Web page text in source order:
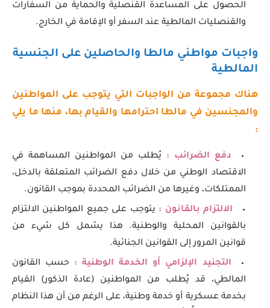
الحصول على المساعدة القنصلية والحماية من السفارات
والقنصليات المالطية عند السفر أو الإقامة في الخارج.
واجبات مواطني مالطا والحاصلين على الجنسية
المالطية
هناك مجموعة من الواجبات التي يتوجب على المواطنين
والمجنسين في مالطا احترامها والقيام بها، منها ما يلي
:
دفع الضرائب : يُطلب من المواطنين المساهمة في
الاقتصاد الوطني من خلال دفع الضرائب المتعلقة بالدخل،
الممتلكات، وغيرها من الضرائب المحددة بموجب القانون.
الالتزام بالقانون : يتوجب على جميع المواطنين الالتزام
بالقوانين المحلية والوطنية. هذا يشمل كل شيء من
قوانين المرور إلى القوانين الجنائية.
التجنيد الإلزامي أو الخدمة الوطنية : حسب القانون
المالطي، قد يُطلب من المواطنين (عادة الذكور) القيام
بخدمة عسكرية أو خدمة وطنية، على الرغم من أن هذا النظام